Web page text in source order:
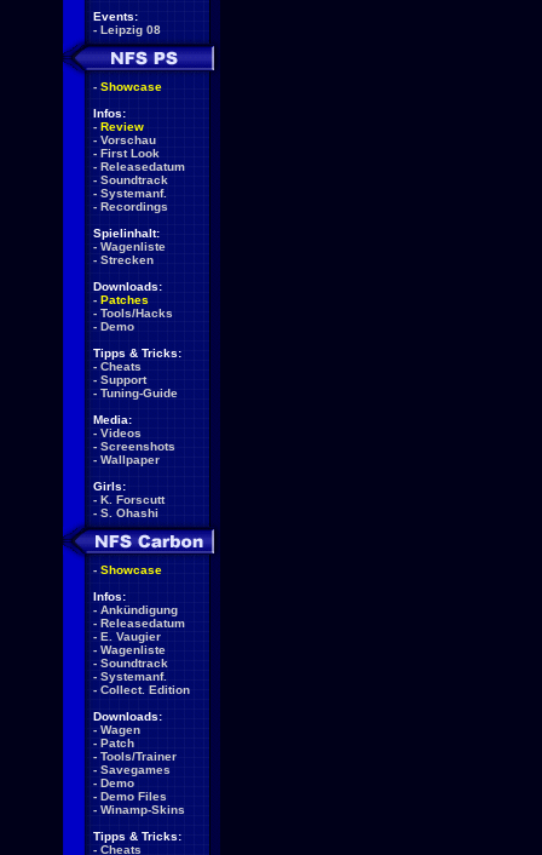
Events:
- Leipzig 08
- Showcase
Infos:
- Review
- Vorschau
- First Look
- Releasedatum
- Soundtrack
- Systemanf.
- Recordings
Spielinhalt:
- Wagenliste
- Strecken
Downloads:
- Patches
- Tools/Hacks
- Demo
Tipps & Tricks:
- Cheats
- Support
- Tuning-Guide
Media:
- Videos
- Screenshots
- Wallpaper
Girls:
- K. Forscutt
- S. Ohashi
- Showcase
Infos:
- Ankündigung
- Releasedatum
- E. Vaugier
- Wagenliste
- Soundtrack
- Systemanf.
- Collect. Edition
Downloads:
- Wagen
- Patch
- Tools/Trainer
- Savegames
- Demo
- Demo Files
- Winamp-Skins
Tipps & Tricks:
- Cheats